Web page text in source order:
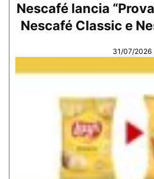
Nescafé lancia
Nescafé Classic e
31/07/2026